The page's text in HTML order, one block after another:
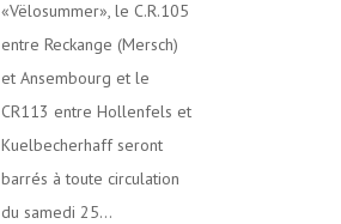
«Vëlosummer», le C.R.105
entre Reckange (Mersch)
et Ansembourg et le
CR113 entre Hollenfels et
Kuelbecherhaff seront
barrés à toute circulation
du samedi 25...